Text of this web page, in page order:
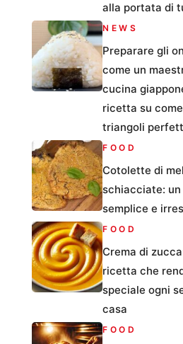
alla portata di
NEWS
Preparare gli
come un
cucina
ricetta su
triangoli
FOOD
Cotolette di
schiacciate:
semplice e
FOOD
Crema di
ricetta che
speciale ogni
casa
FOOD